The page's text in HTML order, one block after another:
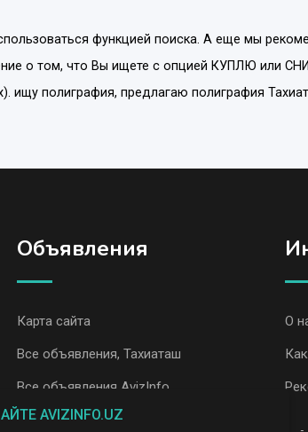
функцией поиска. А еще мы
о том, что Вы ищете с опцией КУПЛЮ или
ищу полиграфия, предлагаю полиграфия
Объявления
Карта сайта
Все объявления, Тахиаташ
Все объявления AvizInfo
О
AVIZINFO.UZ